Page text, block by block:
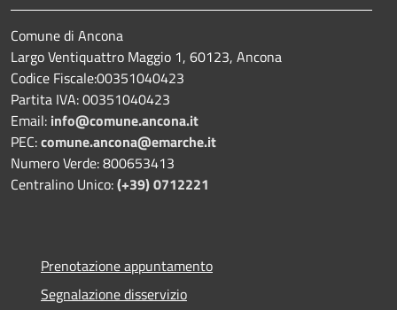
Comune di Ancona
Largo Ventiquattro Maggio 1, 60123, Ancona
Codice Fiscale:00351040423
Partita IVA: 00351040423
Email: info@comune.ancona.it
PEC:comune.ancona@emarche.it
Numero Verde: 800653413
Centralino Unico:(+39) 0712221
Prenotazione appuntamento
Segnalazione disservizio